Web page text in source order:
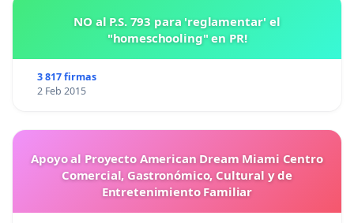
NO al P.S. 793 para 'reglamentar' el
"homeschooling" en PR!
3 817 firmas
2 Feb 2015
Apoyo al Proyecto American Dream Miami Centro
Comercial, Gastronómico, Cultural y de
Entretenimiento Familiar